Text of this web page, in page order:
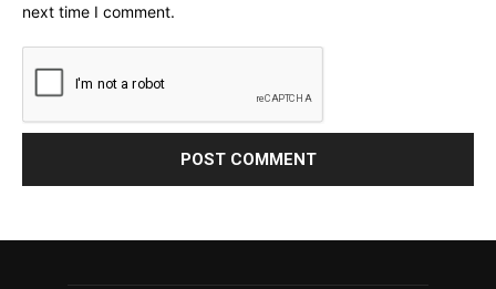
next time I comment.